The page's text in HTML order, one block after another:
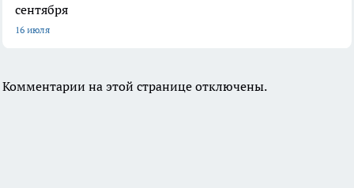
сентября
16 июля
Комментарии на этой странице отключены.